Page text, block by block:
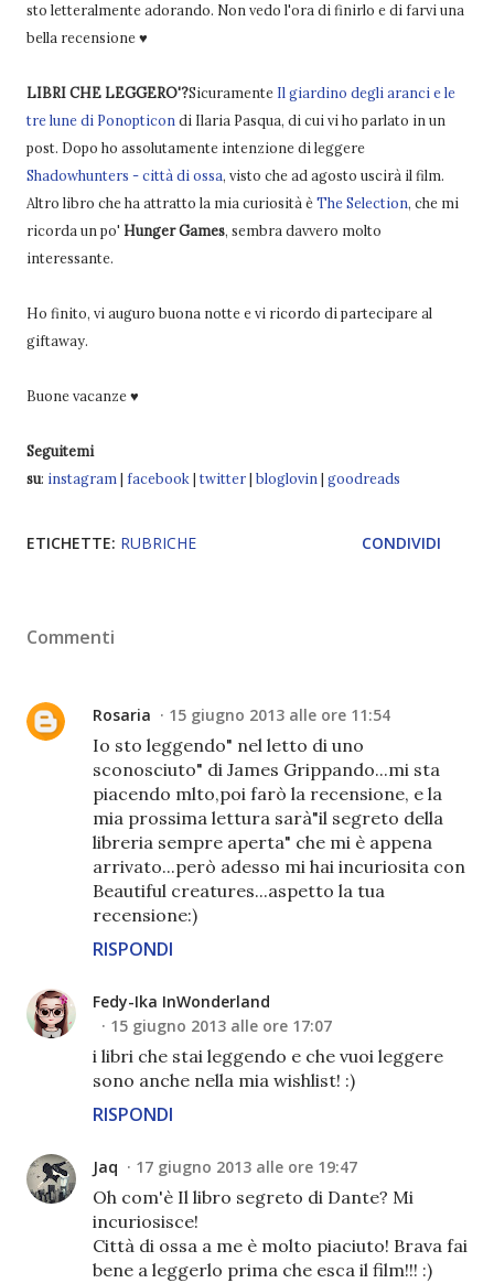
sto letteralmente adorando. Non vedo l'ora di finirlo e di farvi una
bella recensione ♥
LIBRI CHE LEGGERO'?Sicuramente Il giardino degli aranci e le
tre lune di Ponopticon di Ilaria Pasqua, di cui vi ho parlato in un
post. Dopo ho assolutamente intenzione di leggere
Shadowhunters - città di ossa, visto che ad agosto uscirà il film.
Altro libro che ha attratto la mia curiosità èThe Selection, che mi
ricorda un po' Hunger Games, sembra davvero molto
interessante.
Ho finito, vi auguro buona notte e vi ricordo di partecipare al
giftaway.
Buone vacanze ♥
Seguitemi
su: instagram | facebook| twitter| bloglovin | goodreads
ETICHETTE: RUBRICHE CONDIVIDI
Commenti
Rosaria 15 giugno 2013 alle ore 11:54
Io sto leggendo" nel letto di uno
sconosciuto" di James Grippando...mi sta
piacendo mlto,poi farò la recensione, e la
mia prossima lettura sarà"il segreto della
libreria sempre aperta" che mi è appena
arrivato...però adesso mi hai incuriosita con
Beautiful creatures...aspetto la tua
recensione:)
RISPONDI
Fedy-Ika InWonderland
15 giugno 2013 alle ore 17:07
i libri che stai leggendo e che vuoi leggere
sono anche nella mia wishlist! :)
RISPONDI
Jaq 17 giugno 2013 alle ore 19:47
Oh com'è Il libro segreto di Dante? Mi
incuriosisce!
Città di ossa a me è molto piaciuto! Brava fai
bene a leggerlo prima che esca il film!!! :)